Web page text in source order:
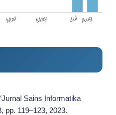
Sains Informatika
pp. 119–123, 2023.